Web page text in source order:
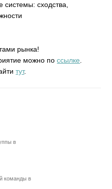
системы: сходства,
рынка!
можно поссылке
тут.
в
команды в